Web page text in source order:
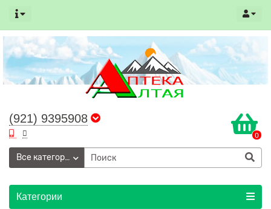
(921) 9395908
0
Все категории
Категории